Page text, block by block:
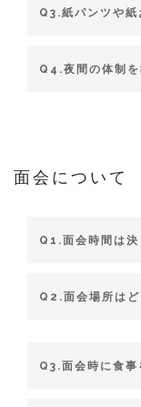
Q3.紙パンツや紙
Q4.夜間の体制を
面会について
Q1.面会時間は決
Q2.面会場所はど
Q3.面会時に食事